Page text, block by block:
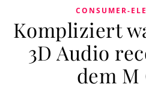
CONSUMER-
Kompliziert
3D Audio
dem M